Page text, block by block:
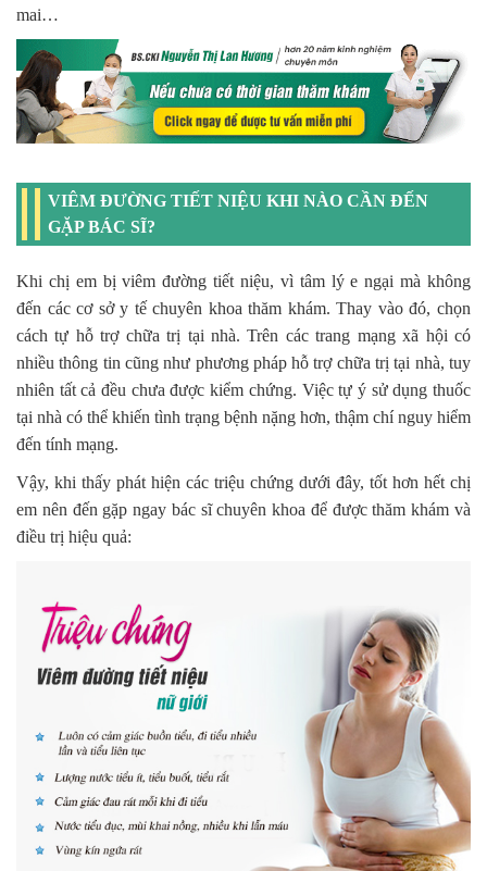
mai…
VIÊM ĐƯỜNG TIẾT NIỆU KHI NÀO CẦN ĐẾN
GẶP BÁC SĨ?
Khi chị em bị viêm đường tiết niệu, vì tâm lý e ngại mà không
đến các cơ sở y tế chuyên khoa thăm khám. Thay vào đó, chọn
cách tự hỗ trợ chữa trị tại nhà. Trên các trang mạng xã hội có
nhiều thông tin cũng như phương pháp hỗ trợ chữa trị tại nhà, tuy
nhiên tất cả đều chưa được kiểm chứng. Việc tự ý sử dụng thuốc
tại nhà có thể khiến tình trạng bệnh nặng hơn, thậm chí nguy hiểm
đến tính mạng.
Vậy, khi thấy phát hiện các triệu chứng dưới đây, tốt hơn hết chị
em nên đến gặp ngay bác sĩ chuyên khoa để được thăm khám và
điều trị hiệu quả: